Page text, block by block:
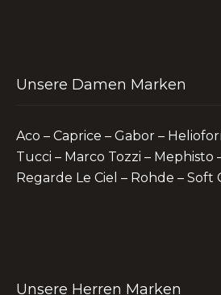
Unsere Damen Marken
Aco – Caprice – Gabor –
Tucci – Marco Tozzi – Mephisto
Regarde Le Ciel – Rohde –
Unsere Herren Marken